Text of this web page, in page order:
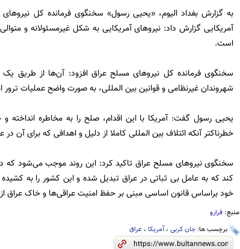
به گزارش بغداد الیوم، «یحیی رسول» سخنگوی فرمانده کل
آمریکایی گزارش داد: نیرو‌های آمریکایی به شکل غیرمسئولانه و
است.
سخنگوی فرمانده کل نیرو‌های مسلح عراق افزود: آن‌ها از طریق
شهروندان غیرنظامی و قوانین بین المللی، به صورت واضح عملیات ترور
یحیی رسول گفت: آمریکا با این اقدام، صلح را به مخاطره
خطرناکتر آنکه ائتلاف بین المللی کاملا از دلیل و اهدافی که برای آن
سخنگوی نیرو‌های مسلح عراق تاکید کرد: این روند موجب می‌شود که
کند که به عامل بی ثباتی در عراق تبدیل شده و این کشور را به
خود براساس قانون اساسی مبنی بر حفظ امنیت عراقی‌ها و خاک عراق
منبع: فرارو
برچسب ها: جان کربی،آمریکا، عراق